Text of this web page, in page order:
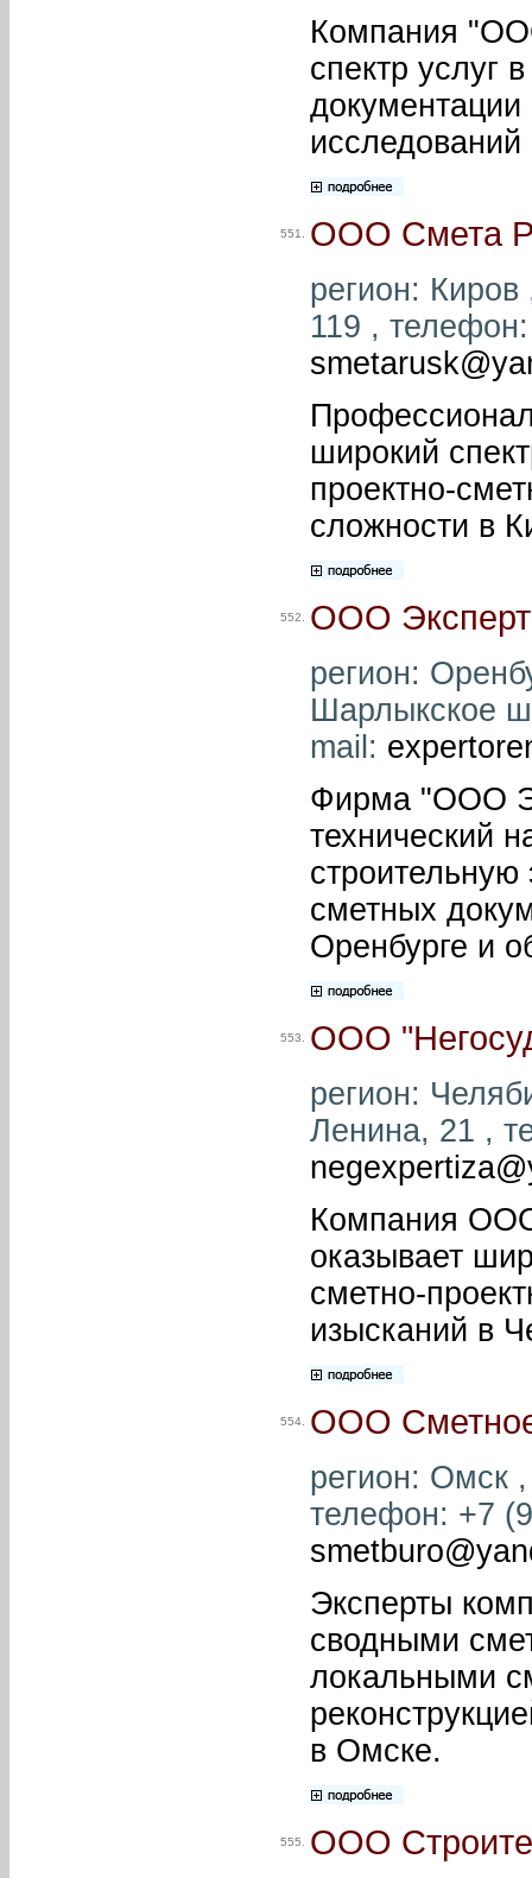
Компания
спектр услуг
документации
551. ООО Смета
регион:
119 ,
широкий
проектно-
сложности в
552. ООО
регион:
Шарлыкское
mail:
Фирма "ООО
технический
строительную
сметных
Оренбурге и
553. ООО
регион:
Ленина, 21 ,
Компания ООО
оказывает
сметно-
изысканий в
554. ООО
регион: Омск
телефон: +7
Эксперты
сводными
локальными
в Омске.
555. ООО